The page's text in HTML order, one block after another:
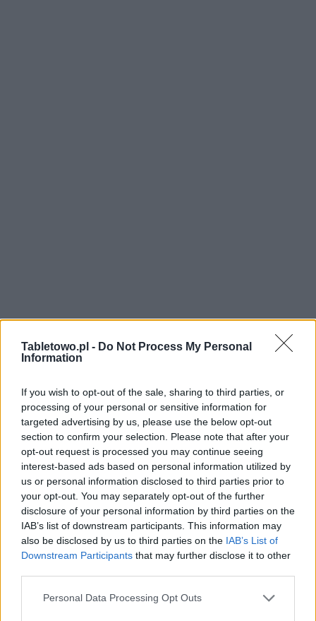
Tabletowo.pl - Do Not Process My Personal
Information
If you wish to opt-out of the sale, sharing to third parties, or
processing of your personal or sensitive information for
targeted advertising by us, please use the below opt-out
section to confirm your selection. Please note that after your
opt-out request is processed you may continue seeing
interest-based ads based on personal information utilized by
us or personal information disclosed to third parties prior to
your opt-out. You may separately opt-out of the further
disclosure of your personal information by third parties on the
IAB’s list of downstream participants. This information may
also be disclosed by us to third parties on the IAB’s List of
Downstream Participants that may further disclose it to other
Please note that this website/app uses one or more Google
Personal Data Processing Opt Outs